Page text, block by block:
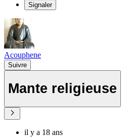
Signaler
Acouphene
Suivre
Mante religieuse
il y a 18 ans